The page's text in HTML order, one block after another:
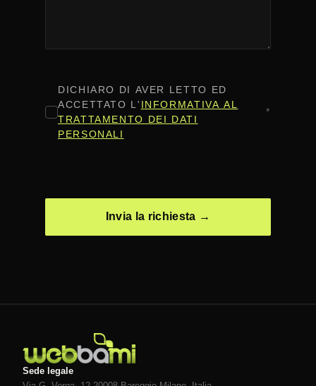
CONSENSO*
DICHIARO DI AVER LETTO ED
ACCETTATO L' INFORMATIVA AL
TRATTAMENTO DEI DATI
PERSONALI
*
Sede legale